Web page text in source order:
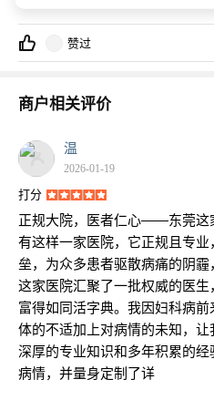
赞过
商户相关评价
温
2026-01-19
打分
正规大院，医者仁心——东莞这
有这样一家医院，它正规且专
垒，为众多患者驱散病痛的阴霾
这家医院汇聚了一批权威的医
富得如同活字典。我因妇科病
体的不适加上对病情的未知，
深厚的专业知识和多年积累的
病情，并量身定制了详